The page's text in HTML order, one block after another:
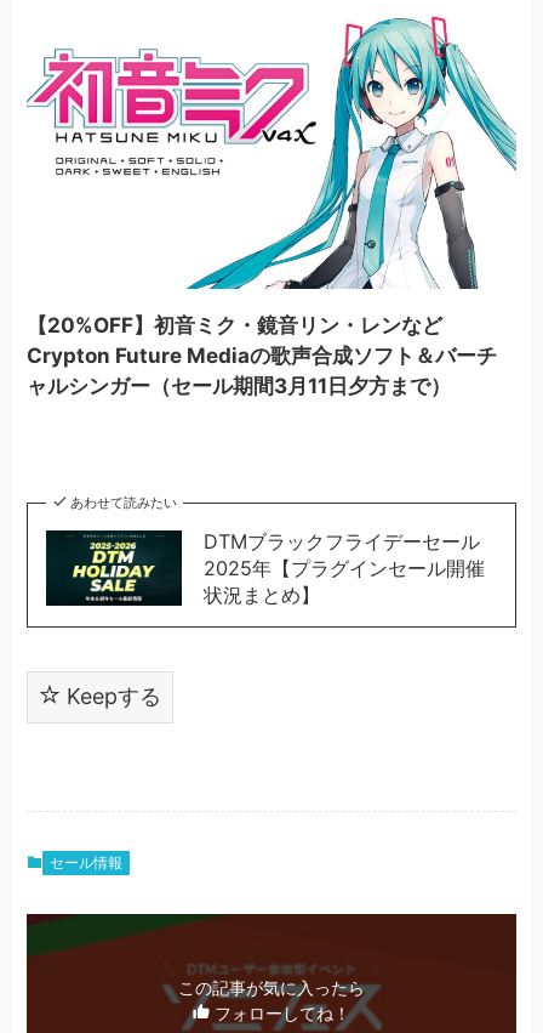
【20%OFF】初音ミク・鏡音リン・レンなど
Crypton Future Mediaの歌声合成ソフト＆バーチ
ャルシンガー（セール期間3月11日夕方まで）
あわせて読みたい
DTMブラックフライデーセール
2025年【プラグインセール開催
状況まとめ】
Keepする
セール情報
この記事が気に入ったら
フォローしてね！